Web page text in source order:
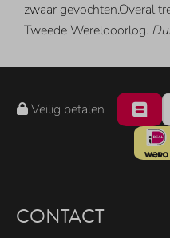
zwaar gevochten.Overal
Tweede Wereldoorlog.
Veilig betalen
CONTACT